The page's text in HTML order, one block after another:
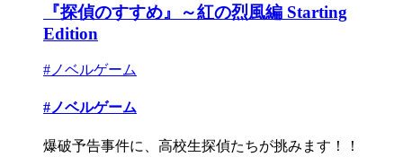
『探偵のすすめ』～紅の烈風編 Starting
Edition
#ノベルゲーム
#ノベルゲーム
爆破予告事件に、高校生探偵たちが挑みます！！